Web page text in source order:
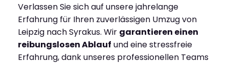
Verlassen Sie sich auf unsere jahrelange
Erfahrung für Ihren zuverlässigen Umzug von
Leipzig nach Syrakus. Wir garantieren einen
reibungslosen Ablauf und eine stressfreie
Erfahrung, dank unseres professionellen Teams